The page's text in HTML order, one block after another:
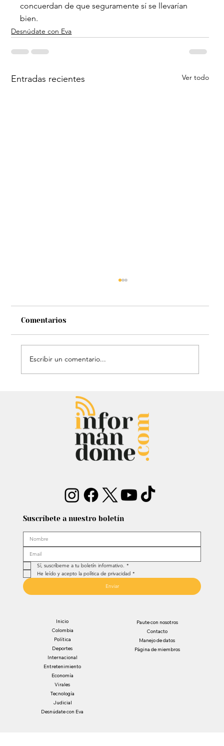
concuerdan de que seguramente sí se llevarían
bien.
Desnúdate con Eva
Entradas recientes Ver todo
Entrevista: Sergio Fajardo y Edna
Bonilla aseguran superar las
encuestas y dar la sorpresa
Comentarios
Escribir un comentario...
Suscríbete a nuestro boletín
Sí, suscríbeme a tu boletín informativo. *
He leído y acepto la política de privacidad *
Enviar
Inicio
Colombia
Política
Deportes
Internacional
Entretenimiento
Economía
Virales
Tecnología
Judicial
Desnúdate con Eva
Paute con nosotros
Contacto
Manejo de datos
Página de miembros